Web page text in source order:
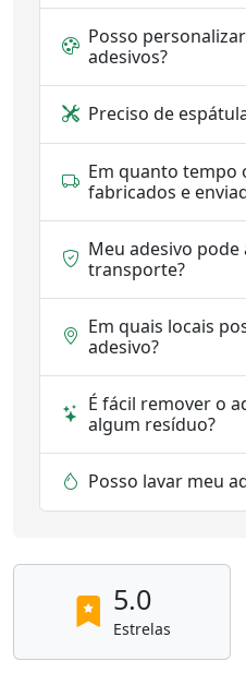
Posso
adesivos?
Preciso de
Em quanto tempo
fabricados e
Meu adesivo pode
transporte?
Em quais locais
adesivo?
É fácil remover o
algum resíduo?
Posso lavar meu
5.0
Estrelas